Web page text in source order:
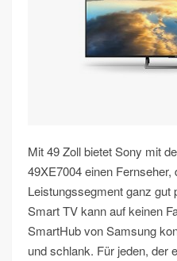
Mit 49 Zoll bietet Sony mit
49XE7004 einen
Leistungssegment ganz gut
Smart TV kann auf keinen
SmartHub von Samsung
und schlank. Für jeden, der